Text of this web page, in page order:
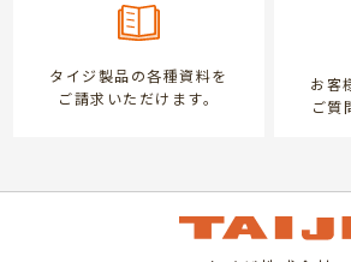
タイジ製品の各種資料を
ご請求いただけます。
お客
ご質